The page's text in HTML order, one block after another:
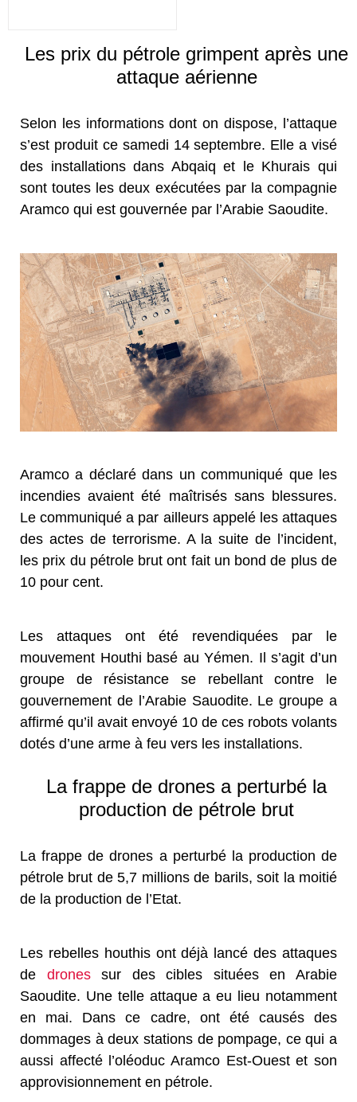
Les prix du pétrole grimpent après une
attaque aérienne
Selon les informations dont on dispose, l’attaque
s’est produit ce samedi 14 septembre. Elle a visé
des installations dans Abqaiq et le Khurais qui
sont toutes les deux exécutées par la compagnie
Aramco qui est gouvernée par l’Arabie Saoudite.
Aramco a déclaré dans un communiqué que les
incendies avaient été maîtrisés sans blessures.
Le communiqué a par ailleurs appelé les attaques
des actes de terrorisme. A la suite de l’incident,
les prix du pétrole brut ont fait un bond de plus de
10 pour cent.
Les attaques ont été revendiquées par le
mouvement Houthi basé au Yémen. Il s’agit d’un
groupe de résistance se rebellant contre le
gouvernement de l’Arabie Sauodite. Le groupe a
affirmé qu’il avait envoyé 10 de ces robots volants
dotés d’une arme à feu vers les installations.
La frappe de drones a perturbé la
production de pétrole brut
La frappe de drones a perturbé la production de
pétrole brut de 5,7 millions de barils, soit la moitié
de la production de l’Etat.
Les rebelles houthis ont déjà lancé des attaques
de dronessur des cibles situées en Arabie
Saoudite. Une telle attaque a eu lieu notamment
en mai. Dans ce cadre, ont été causés des
dommages à deux stations de pompage, ce qui a
aussi affecté l’oléoduc Aramco Est-Ouest et son
approvisionnement en pétrole.